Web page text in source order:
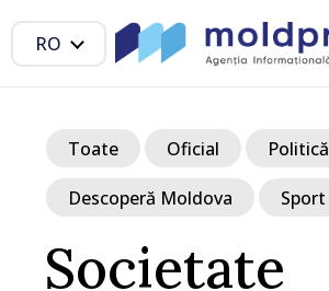
RO
Societate
Toate Oficial Politică
Descoperă Moldova Sport